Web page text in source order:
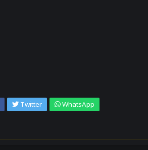
Twitter WhatsApp